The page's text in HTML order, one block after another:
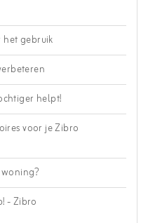
gebruik
helpt!
voor je Zibro
- Zibro